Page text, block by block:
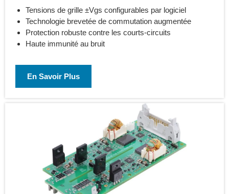
Tensions de grille ±Vgs configurables par logiciel
Technologie brevetée de commutation augmentée
Protection robuste contre les courts-circuits
Haute immunité au bruit
En Savoir Plus